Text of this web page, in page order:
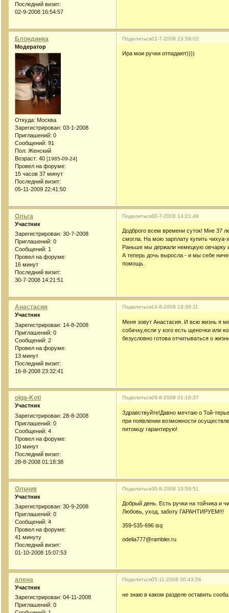
Последний визит:
02-9-2008 16:54:57
Поделиться22-7-2008 23:59:02
Блондинка
Модератор
Откуда: Москва
Зарегистрирован: 03-1-2008
Приглашений: 0
Сообщений: 91
Пол: Женский
Возраст: 40 [1985-09-24]
Провел на форуме:
15 часов 37 минут
Последний визит:
05-11-2009 22:41:50
Ира мои ручки отпадают))))
Поделиться30-7-2008 14:21:49
Ольга
Участник
Зарегистрирован: 30-7-2008
Приглашений: 0
Сообщений: 1
Провел на форуме:
16 минут
Последний визит:
30-7-2008 14:21:51
Додброго всем времени суток! Мне 37
смогла. На мою зарплату купить чихуа-
Раньше мы держали немецкую овчарку
А теперь дочь выросла - и мы себе
помощь.
Поделиться14-8-2008 18:36:11
Анастасия
Участник
Зарегистрирован: 14-8-2008
Приглашений: 0
Сообщений: 2
Провел на форуме:
13 минут
Последний визит:
16-8-2008 23:32:41
Меня зовут Анастасия. И всю жизнь я
собачку,если у кого есть щеночки или
безусловно готова отчитываться о
Поделиться28-8-2008 01:18:37
olga-Koti
Участник
Зарегистрирован: 28-8-2008
Приглашений: 0
Сообщений: 4
Провел на форуме:
10 минут
Последний визит:
28-8-2008 01:18:38
Здравствуйте!Давно мечтаю о Той-
при появлении возможности
питомцу гарантирую!
Поделиться30-9-2008 10:59:51
Ольчик
Участник
Зарегистрирован: 30-9-2008
Приглашений: 0
Сообщений: 4
Провел на форуме:
41 минуту
Последний визит:
01-10-2008 15:07:53
Добрый день. Есть ручки на тойчика и
Любовь, уход, заботу ГАРАНТИРУЕМ!!!
359-535-696 isq
odelia777@rambler.ru
Поделиться05-11-2008 00:43:26
алена
Участник
Зарегистрирован: 04-11-2008
Приглашений: 0
не знаю в каком разделе оставить